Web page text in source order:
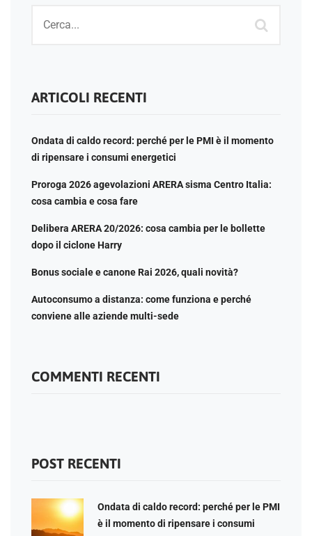
ARTICOLI RECENTI
Ondata di caldo record: perché per le PMI è il momento
di ripensare i consumi energetici
Proroga 2026 agevolazioni ARERA sisma Centro Italia:
cosa cambia e cosa fare
Delibera ARERA 20/2026: cosa cambia per le bollette
dopo il ciclone Harry
Bonus sociale e canone Rai 2026, quali novità?
Autoconsumo a distanza: come funziona e perché
conviene alle aziende multi-sede
COMMENTI RECENTI
POST RECENTI
Ondata di caldo record: perché per le PMI
è il momento di ripensare i consumi